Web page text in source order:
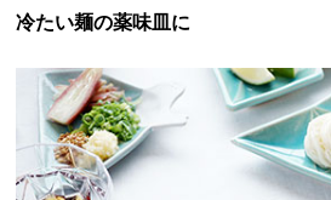
冷たい麺の薬味皿に